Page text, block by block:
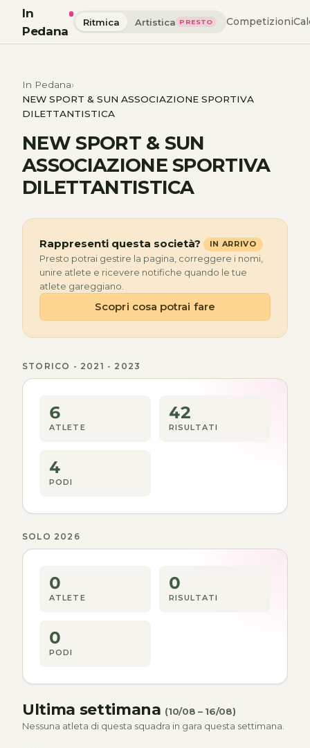
In
Pedana
Ritmica Artistica PRESTO Competizioni
In Pedana
NEW SPORT & SUN ASSOCIAZIONE SPORTIVA
DILETTANTISTICA
NEW SPORT & SUN
ASSOCIAZIONE SPORTIVA
DILETTANTISTICA
Rappresenti questa società? IN ARRIVO
Presto potrai gestire la pagina, correggere i nomi,
unire atlete e ricevere notifiche quando le tue
atlete gareggiano.
Scopri cosa potrai fare
STORICO - 2021 - 2023
6
ATLETE
42
RISULTATI
4
PODI
SOLO 2026
0
ATLETE
0
RISULTATI
0
PODI
Ultima settimana (10/08 – 16/08)
Nessuna atleta di questa squadra in gara questa settimana.